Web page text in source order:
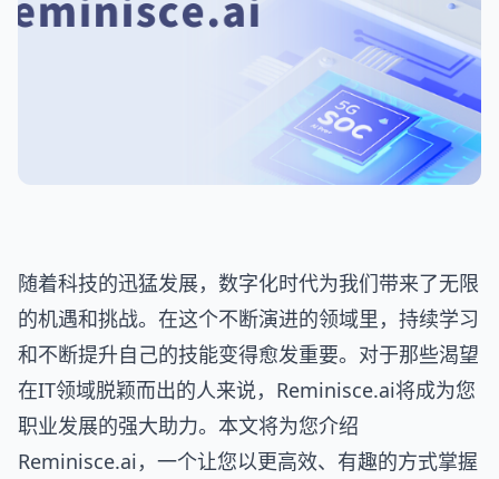
随着科技的迅猛发展，数字化时代为我们带来了无限
的机遇和挑战。在这个不断演进的领域里，持续学习
和不断提升自己的技能变得愈发重要。对于那些渴望
在IT领域脱颖而出的人来说，Reminisce.ai将成为您
职业发展的强大助力。本文将为您介绍
Reminisce.ai，一个让您以更高效、有趣的方式掌握